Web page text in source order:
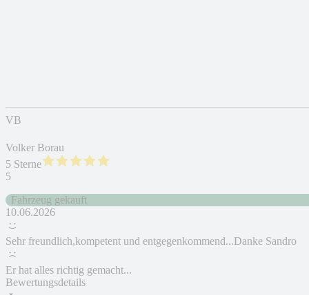
VB
Volker Borau
5 Sterne
5
Fahrzeug gekauft
10.06.2026
Sehr freundlich,kompetent und entgegenkommend...Danke Sandro
Er hat alles richtig gemacht...
Bewertungsdetails